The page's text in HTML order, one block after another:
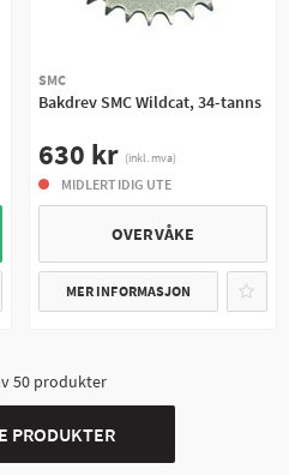
SMC
Bakdrev SMC Wildcat, 34-tanns
630 kr (inkl. mva)
MIDLERTIDIG UTE
OVERVÅKE
MER INFORMASJON
50produkter
PRODUKTER